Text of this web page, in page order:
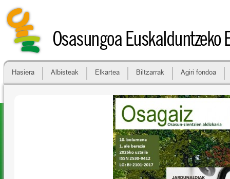
Osasungoa Euskalduntzeko
Hasiera Albisteak Elkartea Biltzarrak Agiri fondoa